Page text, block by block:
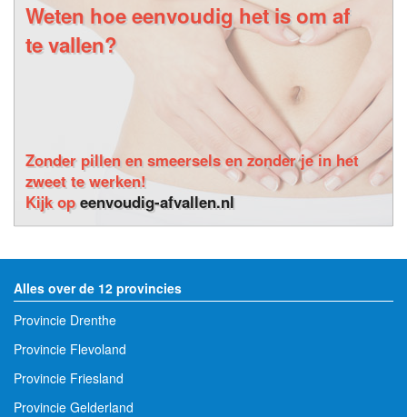
Weten hoe eenvoudig het is om af
te vallen?
Zonder pillen en smeersels en zonder je in het
zweet te werken!
Kijk opeenvoudig-afvallen.nl
Alles over de 12 provincies
Provincie Drenthe
Provincie Flevoland
Provincie Friesland
Provincie Gelderland